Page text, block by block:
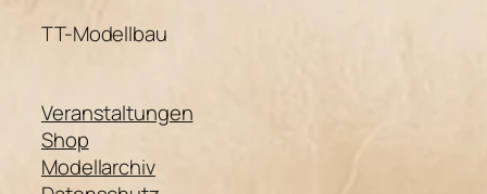
TT-Modellbau
Veranstaltungen
Shop
Modellarchiv